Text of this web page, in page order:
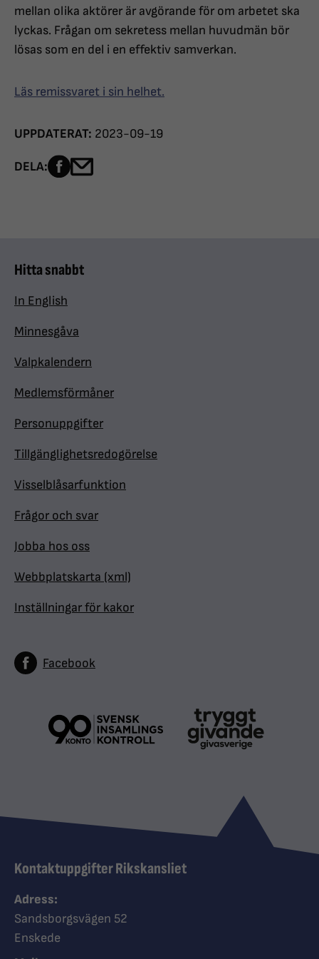
mellan olika aktörer är avgörande för om arbetet ska
lyckas. Frågan om sekretess mellan huvudmän bör
lösas som en del i en effektiv samverkan.
Läs remissvaret i sin helhet.
UPPDATERAT: 2023-09-19
DELA: Dela sidan på Facebook
Hitta snabbt
In English
Minnesgåva
Valpkalendern
Medlemsförmåner
Personuppgifter
Tillgänglighetsredogörelse
Visselblåsarfunktion
Frågor och svar
Jobba hos oss
Webbplatskarta (xml)
Inställningar för kakor
Facebook
Kontaktuppgifter Rikskansliet
Adress:
Sandsborgsvägen 52
Enskede